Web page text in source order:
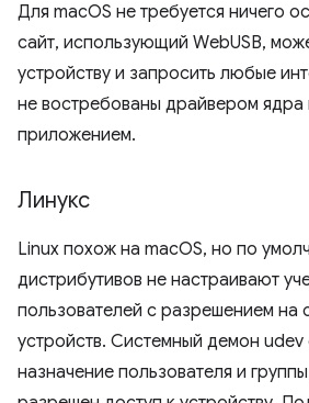
Для macOS не требуется ничего
сайт, использующий WebUSB,
устройству и запросить любые
не востребованы драйвером ядра
приложением.
Линукс
Linux похож на macOS, но по
дистрибутивов не настраивают
пользователей с разрешением на
устройств. Системный демон udev
назначение пользователя и